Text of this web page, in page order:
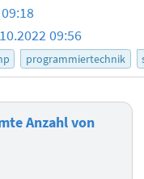
09:56
programmiertechnik
Anzahl von